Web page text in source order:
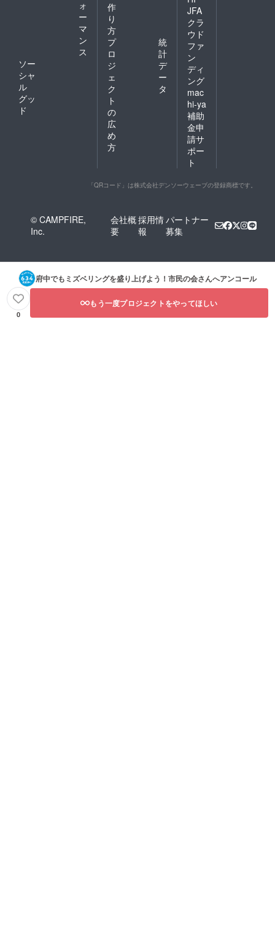
ォ
ー
マ
ン
ス
ソー
シャ
ル
グッ
ド
作
り
方
プ
ロ
ジ
ェ
ク
ト
の
広
め
方
統
計
デ
ー
タ
JFA
クラ
ウド
ファ
ン
ディ
ング
mac
hi-ya
補助
金申
請サ
ポー
ト
「QRコード」は株式会社デンソーウェーブの登録商標です。
© CAMPFIRE,
Inc.
会社概
要
採用情
報
パートナー
募集
府中でもミズベリングを盛り上げよう！市民の会さんへアンコール
0
もう一度プロジェクトをやってほしい